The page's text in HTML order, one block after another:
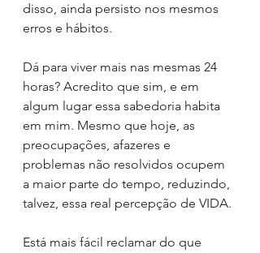
disso, ainda persisto nos mesmos
erros e hábitos.
Dá para viver mais nas mesmas 24
horas? Acredito que sim, e em
algum lugar essa sabedoria habita
em mim. Mesmo que hoje, as
preocupações, afazeres e
problemas não resolvidos ocupem
a maior parte do tempo, reduzindo,
talvez, essa real percepção de VIDA.
Está mais fácil reclamar do que